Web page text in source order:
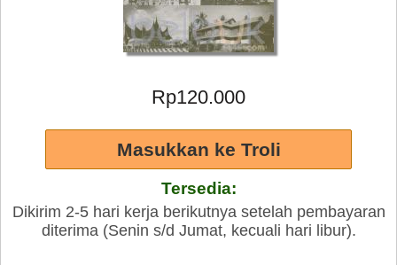
Rp120.000
Tersedia:
Dikirim 2-5 hari kerja berikutnya setelah pembayaran
diterima (Senin s/d Jumat, kecuali hari libur).